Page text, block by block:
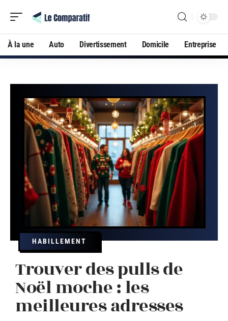
À la une Auto Divertissement Domicile Entreprise
HABILLEMENT
Trouver des pulls de
Noël moche : les
meilleures adresses